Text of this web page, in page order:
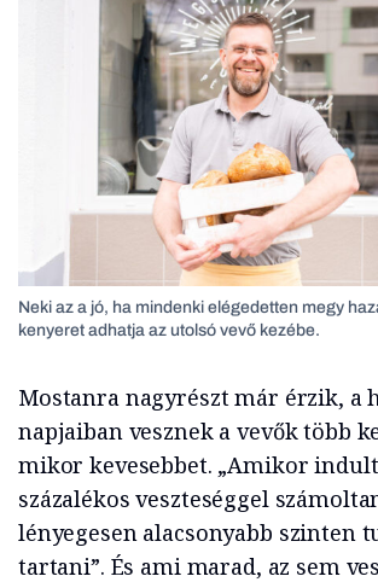
Neki az a jó, ha mindenki elégedetten megy
kenyeret adhatja az utolsó vevő kezébe.
Mostanra nagyrészt már érzik, a
napjaiban vesznek a vevők több
mikor kevesebbet. „Amikor
százalékos veszteséggel
lényegesen alacsonyabb szinten
tartani”. És ami marad, az sem